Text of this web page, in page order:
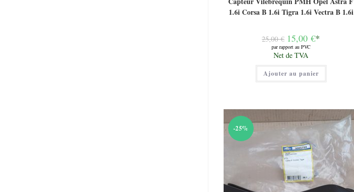
1.6i Corsa B 1.6i Tigra 1.6i Vectra B 1.6i
25,00€ Le
prix
initial
était :
25,00 €.
15,00€*
par rapport au PVC
Le
prix
actuel
est :
15,00 €.
Net de TVA
Ajouter au panier
-25%